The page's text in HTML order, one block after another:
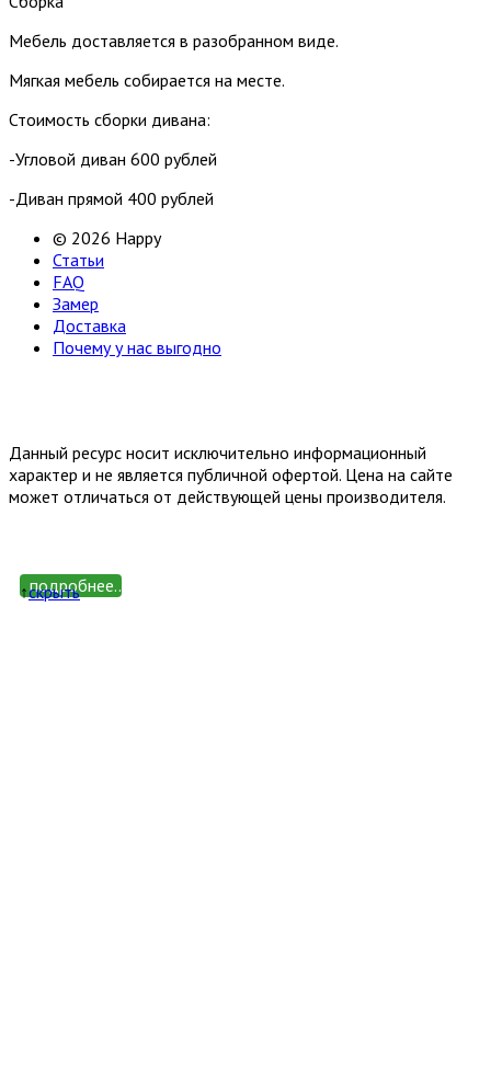
подробнее...
↑cкрыть
Мебель доставляется в разобранном виде.
Мягкая мебель собирается на месте.
Стоимость сборки дивана:
-Угловой диван 600 рублей
-Диван прямой 400 рублей
© 2026 Happy
Статьи
FAQ
Замер
Доставка
Почему у нас выгодно
Данный ресурс носит исключительно информационный
характер и не является публичной офертой. Цена на сайте
может отличаться от действующей цены производителя.